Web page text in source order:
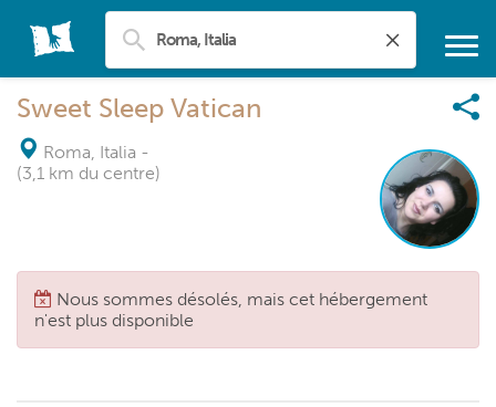
Sweet Sleep Vatican
Roma, Italia -
(3,1 km du centre)
Nous sommes désolés, mais cet hébergement
n'est plus disponible